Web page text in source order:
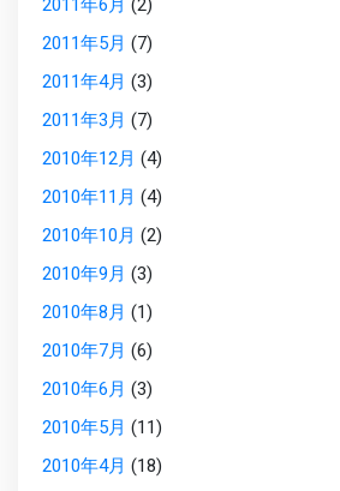
2011年5月 (7)
2011年4月 (3)
2011年3月 (7)
2010年12月 (4)
2010年11月 (4)
2010年10月 (2)
2010年9月 (3)
2010年8月 (1)
2010年7月 (6)
2010年6月 (3)
2010年5月 (11)
2010年4月 (18)